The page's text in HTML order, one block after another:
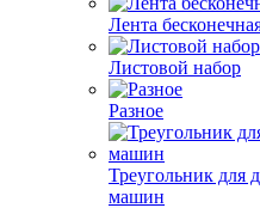
Лента
Листовой набор
Разное
Треугольник для
машин